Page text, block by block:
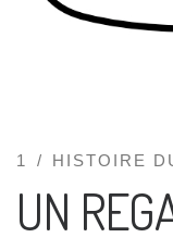
1 HISTOIRE
UN